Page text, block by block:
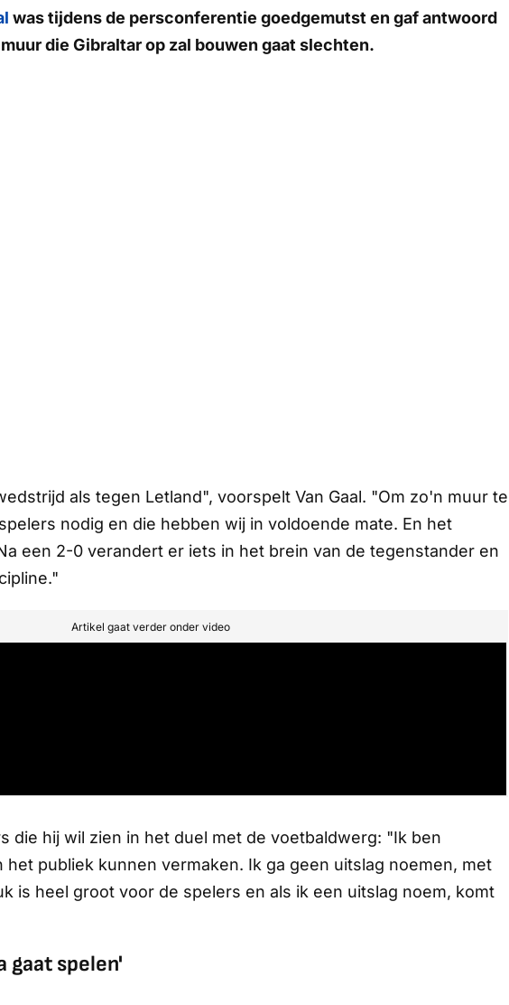
was tijdens de persconferentie goedgemutst en gaf antwoord
die Gibraltar op zal bouwen gaat slechten.
als tegen Letland", voorspelt Van Gaal. "Om zo'n muur te
nodig en die hebben wij in voldoende mate. En het
een 2-0 verandert er iets in het brein van de tegenstander en
Artikel gaat verder onder video
die hij wil zien in het duel met de voetbaldwerg: "Ik ben
publiek kunnen vermaken. Ik ga geen uitslag noemen, met
is heel groot voor de spelers en als ik een uitslag noem, komt
gaat spelen'